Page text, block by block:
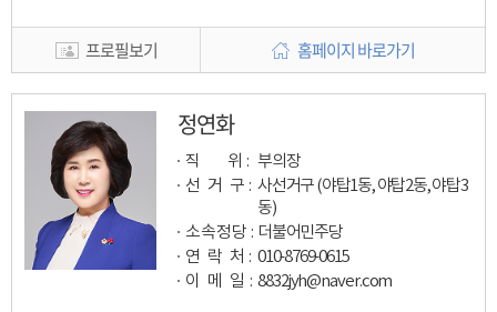
프로필보기 홈페이지 바로가기
정연화
직 위 : 부의장
선 거 구 : 사선거구 (야탑1동, 야탑2동, 야탑3
동)
소속정당 : 더불어민주당
연 락 처 : 010-8769-0615
이 메 일 : 8832jyh@naver.com